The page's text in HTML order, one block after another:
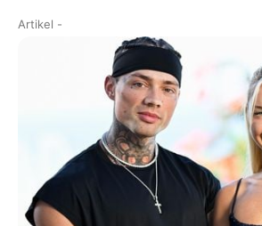
Artikel -